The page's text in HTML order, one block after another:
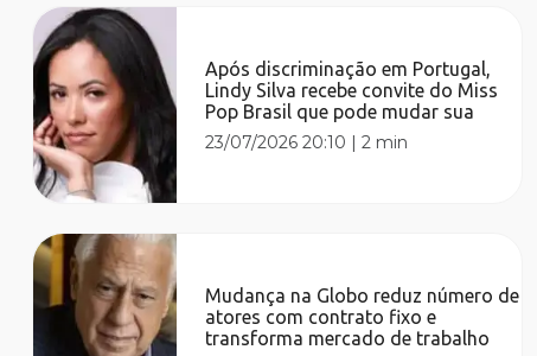
Após discriminação em Portugal,
Lindy Silva recebe convite do Miss
Pop Brasil que pode mudar sua
23/07/2026 20:10 |2 min
Mudança na Globo reduz número de
atores com contrato fixo e
transforma mercado de trabalho